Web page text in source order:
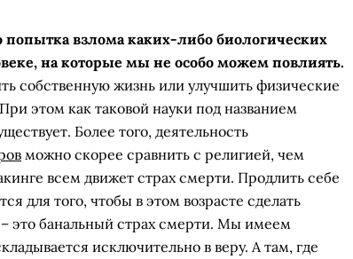
попытка взлома каких-либо биологических
на которые мы не особо можем повлиять.
собственную жизнь или улучшить физические
этом как таковой науки под названием
Более того, деятельность
можно скорее сравнить с религией, чем
всем движет страх смерти. Продлить себе
для того, чтобы в этом возрасте сделать
это банальный страх смерти. Мы имеем
исключительно в веру. А там, где